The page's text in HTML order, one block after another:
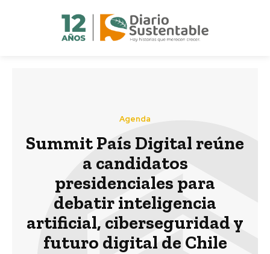
Agenda
Summit País Digital reúne
a candidatos
presidenciales para
debatir inteligencia
artificial, ciberseguridad y
futuro digital de Chile